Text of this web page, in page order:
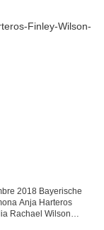
2018 Bayerische
Anja Harteros
Rachael Wilson